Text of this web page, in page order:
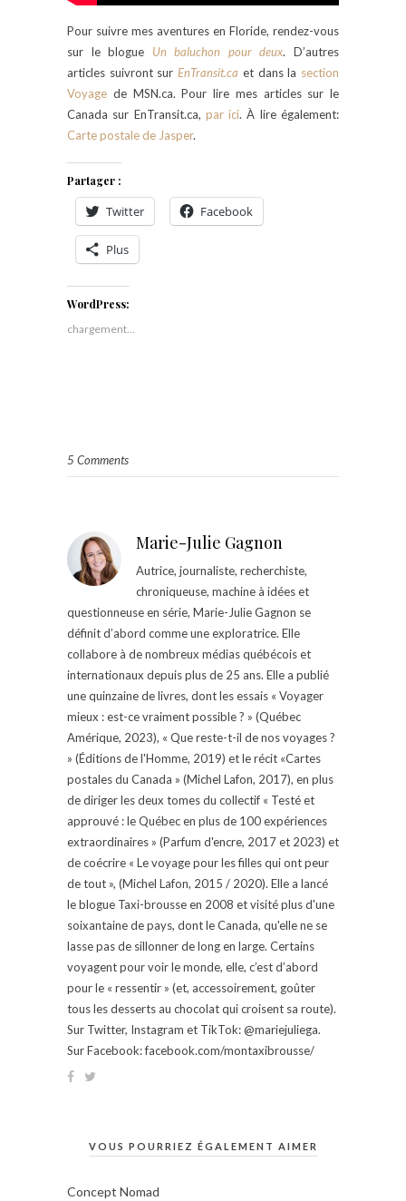
Pour suivre mes aventures en Floride, rendez-vous
sur le blogue Un baluchon pour deux. D’autres
articles suivront surEnTransit.ca et dans la section
Voyage de MSN.ca. Pour lire mes articles sur le
Canada sur EnTransit.ca, par ici. À lire également:
Carte postale de Jasper.
Partager :
Twitter Facebook
Plus
WordPress:
chargement…
5 Comments
Marie-Julie Gagnon
Autrice, journaliste, recherchiste,
chroniqueuse, machine à idées et
questionneuse en série, Marie-Julie Gagnon se
définit d’abord comme une exploratrice. Elle
collabore à de nombreux médias québécois et
internationaux depuis plus de 25 ans. Elle a publié
une quinzaine de livres, dont les essais « Voyager
mieux : est-ce vraiment possible ? » (Québec
Amérique, 2023), « Que reste-t-il de nos voyages ?
» (Éditions de l'Homme, 2019) et le récit «Cartes
postales du Canada » (Michel Lafon, 2017), en plus
de diriger les deux tomes du collectif « Testé et
approuvé : le Québec en plus de 100 expériences
extraordinaires » (Parfum d'encre, 2017 et 2023) et
de coécrire « Le voyage pour les filles qui ont peur
de tout », (Michel Lafon, 2015 / 2020). Elle a lancé
le blogue Taxi-brousse en 2008 et visité plus d'une
soixantaine de pays, dont le Canada, qu'elle ne se
lasse pas de sillonner de long en large. Certains
voyagent pour voir le monde, elle, c’est d’abord
pour le « ressentir » (et, accessoirement, goûter
tous les desserts au chocolat qui croisent sa route).
Sur Twitter, Instagram et TikTok: @mariejuliega.
Sur Facebook: facebook.com/montaxibrousse/
VOUS POURRIEZ ÉGALEMENT AIMER
Concept Nomad